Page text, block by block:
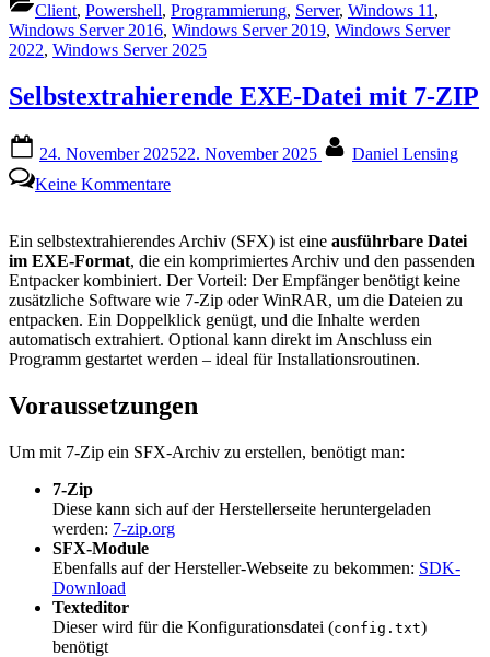
Client, Powershell, Programmierung, Server, Windows 11 ,
Windows Server 2016, Windows Server 2019, Windows Server
2022, Windows Server 2025
Selbstextrahierende EXE-Datei mit 7-ZIP
on
24. November 202522. November 2025
Daniel Lensing
Keine KommentareSelbstextrahierende
Datei
mit
7-
ZIP
Ein selbstextrahierendes Archiv (SFX) ist eine ausführbare Datei
im EXE-Format, die ein komprimiertes Archiv und den passenden
Entpacker kombiniert. Der Vorteil: Der Empfänger benötigt keine
zusätzliche Software wie 7-Zip oder WinRAR, um die Dateien zu
entpacken. Ein Doppelklick genügt, und die Inhalte werden
automatisch extrahiert. Optional kann direkt im Anschluss ein
Programm gestartet werden – ideal für Installationsroutinen.
Voraussetzungen
Um mit 7-Zip ein SFX-Archiv zu erstellen, benötigt man:
7-Zip
Diese kann sich auf der Herstellerseite heruntergeladen
werden: 7-zip.org
SFX-Module
Ebenfalls auf der Hersteller-Webseite zu bekommen: SDK-
Download
Texteditor
Dieser wird für die Konfigurationsdatei (config.txt)
benötigt